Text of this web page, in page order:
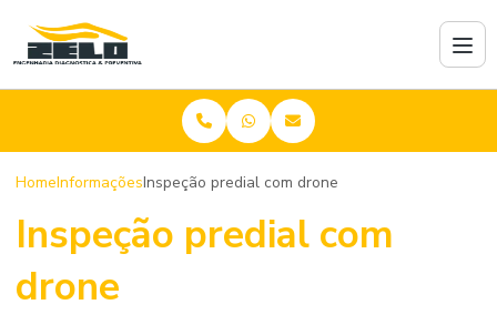
HomeInformaçõesInspeção predial com drone
Inspeção predial com
drone